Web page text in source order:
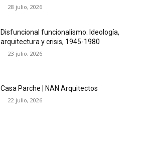
28 julio, 2026
Disfuncional funcionalismo. Ideología,
arquitectura y crisis, 1945-1980
23 julio, 2026
Casa Parche | NAN Arquitectos
22 julio, 2026